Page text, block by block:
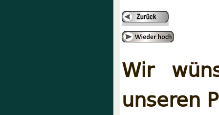
Wir
unseren